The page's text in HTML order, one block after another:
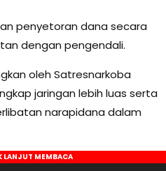
penyetoran dana secara
dengan pengendali.
oleh Satresnarkoba
jaringan lebih luas serta
narapidana dalam